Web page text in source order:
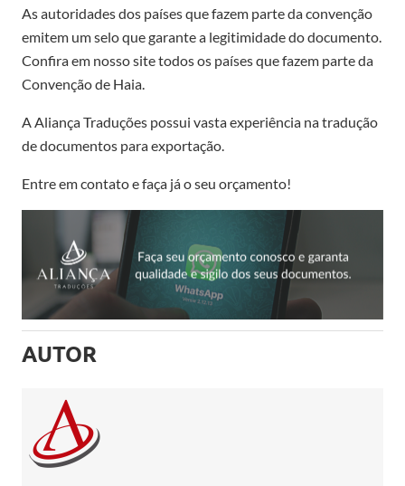
As autoridades dos países que fazem parte da convenção
emitem um selo que garante a legitimidade do documento.
Confiraem nosso site todos os países que fazem parte da
Convenção de Haia.
A Aliança Traduções possui vasta experiência na tradução
de documentos para exportação.
Entre em contato e faça jáo seu orçamento!
AUTOR